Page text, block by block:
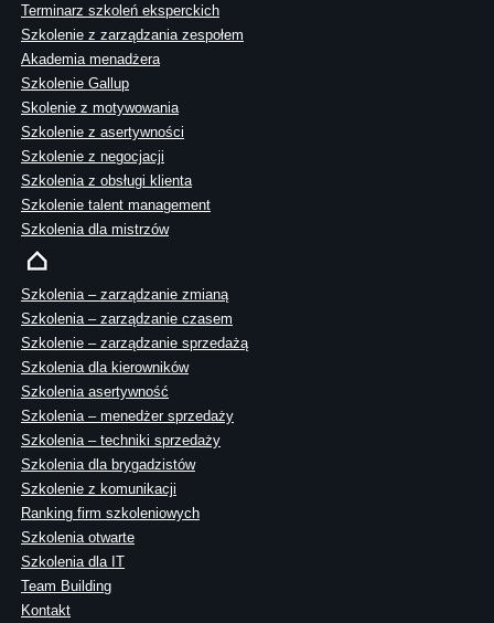
Terminarz szkoleń eksperckich
Szkolenie z zarządzania zespołem
Akademia menadżera
Szkolenie Gallup
Skolenie z motywowania
Szkolenie z asertywności
Szkolenie z negocjacji
Szkolenia z obsługi klienta
Szkolenie talent management
Szkolenia dla mistrzów
Szkolenia – zarządzanie zmianą
Szkolenia – zarządzanie czasem
Szkolenie – zarządzanie sprzedażą
Szkolenia dla kierowników
Szkolenia asertywność
Szkolenia – menedżer sprzedaży
Szkolenia – techniki sprzedaży
Szkolenia dla brygadzistów
Szkolenie z komunikacji
Ranking firm szkoleniowych
Szkolenia otwarte
Szkolenia dla IT
Team Building
Kontakt